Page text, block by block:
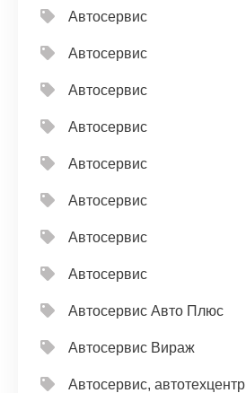
Автосервис
Автосервис
Автосервис
Автосервис
Автосервис
Автосервис
Автосервис
Автосервис
Автосервис Авто Плюс
Автосервис Вираж
Автосервис, автотехцентр